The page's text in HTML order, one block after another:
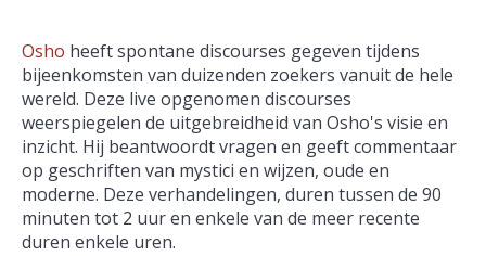
Osho heeft spontane discourses gegeven tijdens
bijeenkomsten van duizenden zoekers vanuit de hele
wereld. Deze live opgenomen discourses
weerspiegelen de uitgebreidheid van Osho's visie en
inzicht. Hij beantwoordt vragen en geeft commentaar
op geschriften van mystici en wijzen, oude en
moderne. Deze verhandelingen, duren tussen de 90
minuten tot 2 uur en enkele van de meer recente
duren enkele uren.